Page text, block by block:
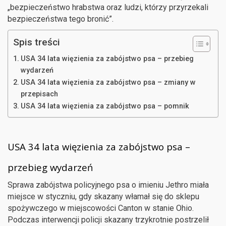
„bezpieczeństwo hrabstwa oraz ludzi, którzy przyrzekali
bezpieczeństwa tego bronić”.
Spis treści
USA 34 lata więzienia za zabójstwo psa – przebieg
wydarzeń
USA 34 lata więzienia za zabójstwo psa – zmiany w
przepisach
USA 34 lata więzienia za zabójstwo psa – pomnik
USA 34 lata więzienia za zabójstwo psa –
przebieg wydarzeń
Sprawa zabójstwa policyjnego psa o imieniu Jethro miała
miejsce w styczniu, gdy skazany włamał się do sklepu
spożywczego w miejscowości Canton w stanie Ohio.
Podczas interwencji policji skazany trzykrotnie postrzelił